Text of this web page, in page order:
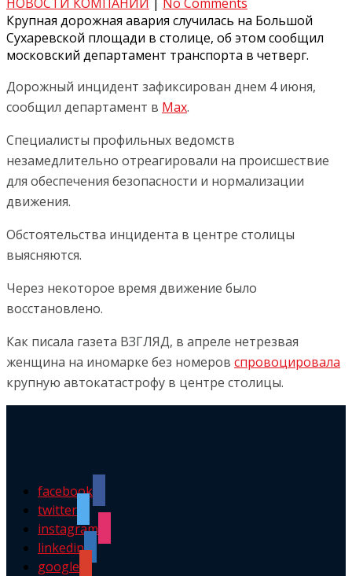
Крупная дорожная авария случилась на Большой
Сухаревской площади в столице, об этом сообщил
московский департамент транспорта в четверг.
Дорожный инцидент зафиксирован днем 4 июня,
сообщил департамент в Max.
Специалисты профильных ведомств
незамедлительно отреагировали на происшествие
для обеспечения безопасности и нормализации
движения.
Обстоятельства инцидента в центре столицы
выясняются.
Через некоторое время движение было
восстановлено.
Как писала газета ВЗГЛЯД, в апреле нетрезвая
женщина на иномарке без номеров спровоцировала
крупную автокатастрофу в центре столицы.
facebook
twitter
instagram
linkedin
google